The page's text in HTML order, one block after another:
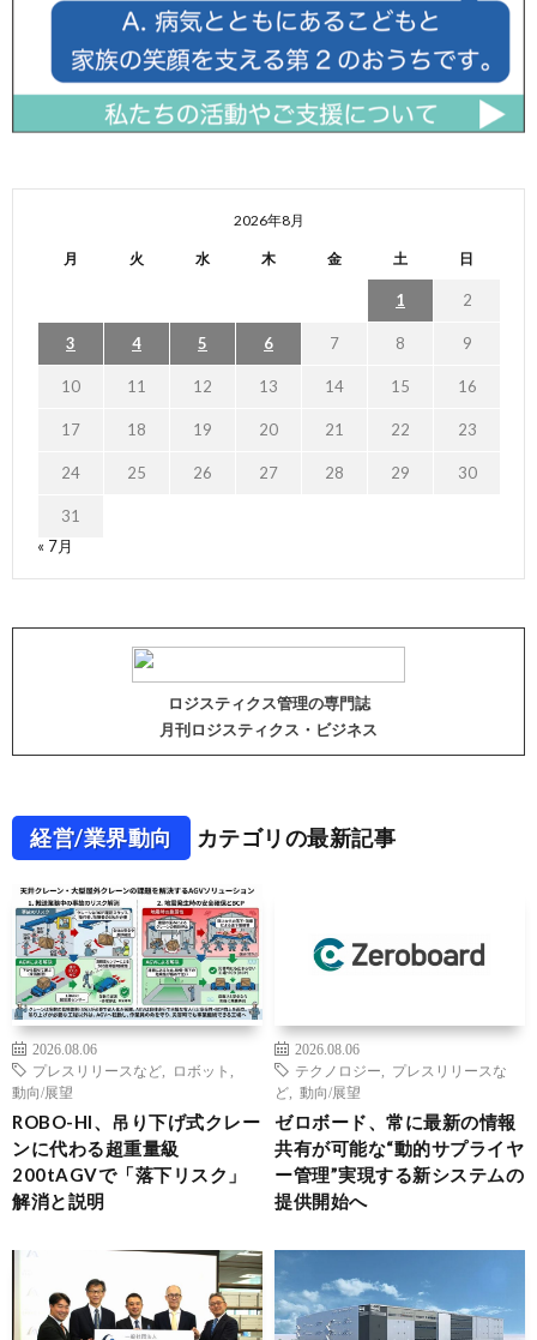
2026年8月
月 火 水 木 金 土 日
1 2
3 4 5 6 7 8 9
10 11 12 13 14 15 16
17 18 19 20 21 22 23
24 25 26 27 28 29 30
31
« 7月
ロジスティクス管理の専門誌
月刊ロジスティクス・ビジネス
経営/業界動向 カテゴリの最新記事
2026.08.06
プレスリリースなど
ロボット
動向/展望
ROBO-HI、吊り下げ式クレー
ンに代わる超重量級
200tAGVで「落下リスク」
解消と説明
2026.08.06
テクノロジー
プレスリリースな
ど
動向/展望
ゼロボード、常に最新の情報
共有が可能な“動的サプライヤ
ー管理”実現する新システムの
提供開始へ